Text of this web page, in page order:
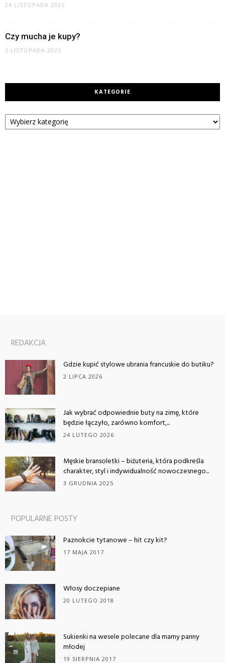
24 LISTOPADA 2025
Czy mucha je kupy?
3 LISTOPADA 2025
KATEGORIE
Kategorie
REDAKCJA
Gdzie kupić stylowe ubrania francuskie do butiku?
2 LIPCA 2026
Jak wybrać odpowiednie buty na zimę, które
będzie łączyło, zarówno komfort,...
24 LUTEGO 2026
Męskie bransoletki – biżuteria, która podkreśla
charakter, styl i indywidualność nowoczesnego...
3 GRUDNIA 2025
POPULARNE POSTY
Paznokcie tytanowe – hit czy kit?
17 MAJA 2017
Włosy doczepiane
20 LUTEGO 2018
Sukienki na wesele polecane dla mamy panny
młodej
19 SIERPNIA 2017